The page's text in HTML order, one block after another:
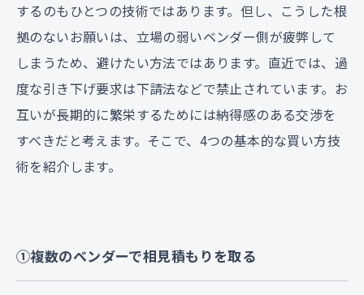
するのもひとつの技術ではあります。但し、こうした根
拠のないお願いは、立場の弱いベンダー側が疲弊して
しまうため、避けたい方法ではあります。直近では、過
度な引き下げ要求は下請法などで禁止されています。お
互いが長期的に繁栄するためには納得感のある交渉を
すべきだと考えます。そこで、4つの基本的な買い方技
術を紹介します。
①複数のベンダーで相見積もりを取る